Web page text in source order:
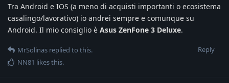
Tra Android e IOS (a meno di acquisti importanti o ecosistema
casalingo/lavorativo) io andrei sempre e comunque su
Android. Il mio consiglio è Asus ZenFone 3 Deluxe.
Reply
MrSolinas replied to this.
NN81 likes this.